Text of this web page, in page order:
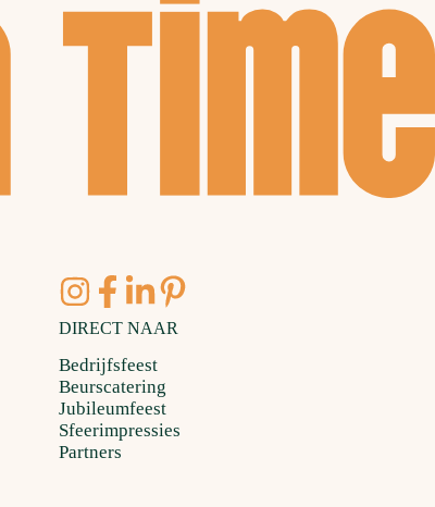
DIRECT NAAR
Bedrijfsfeest
Beurscatering
Jubileumfeest
Sfeerimpressies
Partners